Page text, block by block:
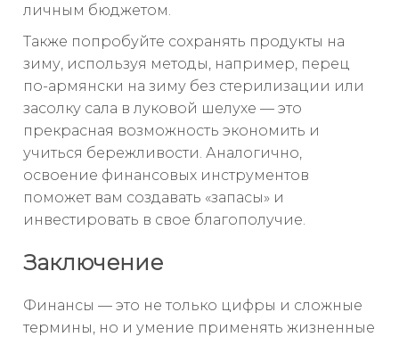
личным бюджетом.
Также попробуйте сохранять продукты на
зиму, используя методы, например, перец
по-армянски на зиму без стерилизации или
засолку сала в луковой шелухе — это
прекрасная возможность экономить и
учиться бережливости. Аналогично,
освоение финансовых инструментов
поможет вам создавать «запасы» и
инвестировать в свое благополучие.
Заключение
Финансы — это не только цифры и сложные
термины, но и умение применять жизненные